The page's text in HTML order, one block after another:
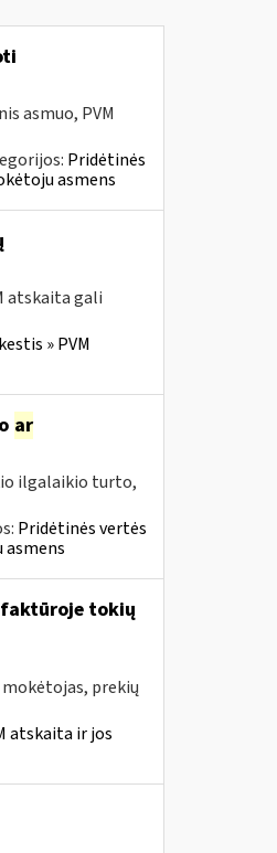
asmuo, PVM
Pridėtinės
asmens
atskaita gali
» PVM
ar
ilgalaikio turto,
Pridėtinės vertės
asmens
tokių
prekių
atskaita ir jos